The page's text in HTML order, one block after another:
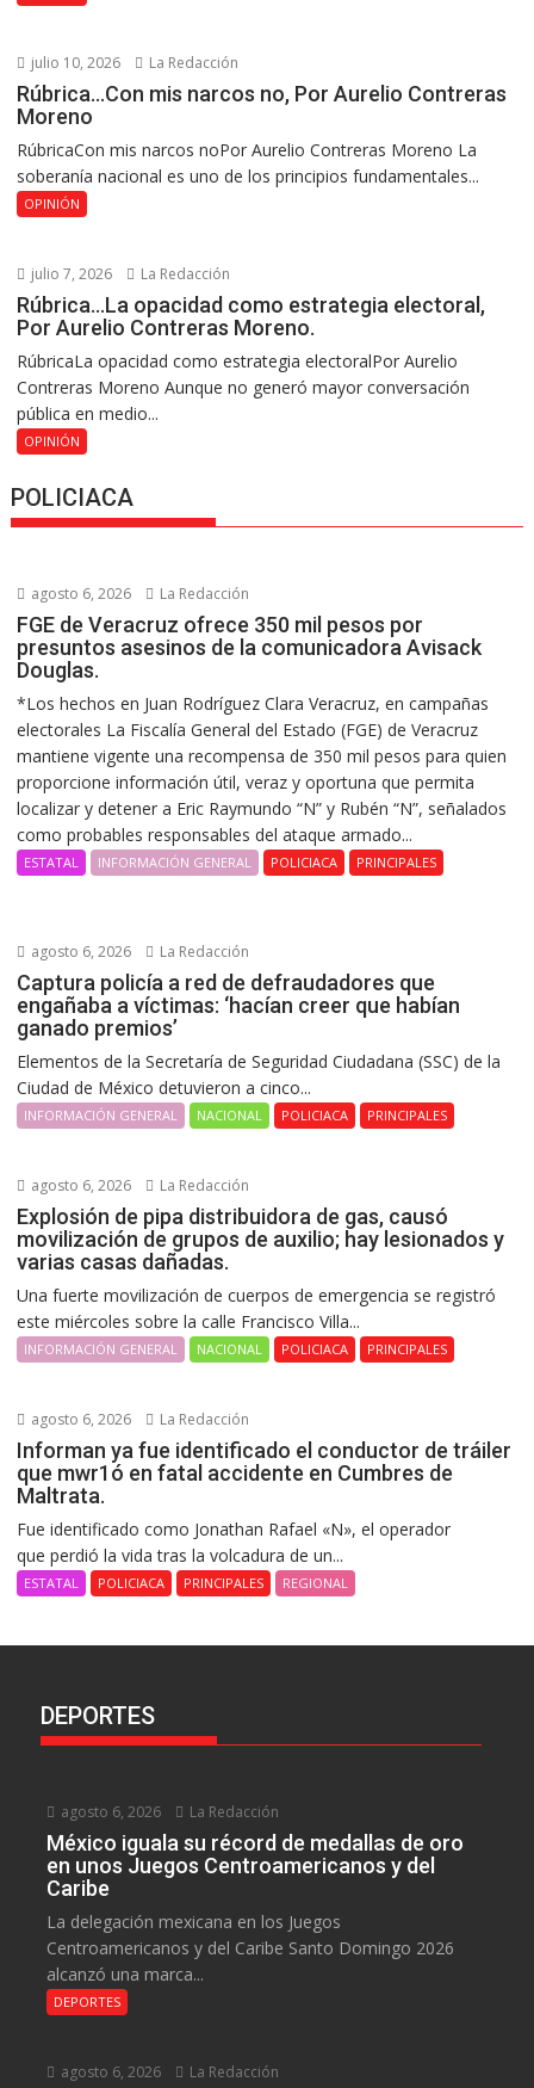
julio 10, 2026 La Redacción
Rúbrica…Con mis narcos no, Por Aurelio Contreras
Moreno
RúbricaCon mis narcos noPor Aurelio Contreras Moreno La
soberanía nacional es uno de los principios fundamentales...
OPINIÓN
julio 7, 2026 La Redacción
Rúbrica…La opacidad como estrategia electoral,
Por Aurelio Contreras Moreno.
RúbricaLa opacidad como estrategia electoralPor Aurelio
Contreras Moreno Aunque no generó mayor conversación
pública en medio...
OPINIÓN
POLICIACA
agosto 6, 2026 La Redacción
FGE de Veracruz ofrece 350 mil pesos por
presuntos asesinos de la comunicadora Avisack
Douglas.
*Los hechos en Juan Rodríguez Clara Veracruz, en campañas
electorales La Fiscalía General del Estado (FGE) de Veracruz
mantiene vigente una recompensa de 350 mil pesos para quien
proporcione información útil, veraz y oportuna que permita
localizar y detener a Eric Raymundo “N” y Rubén “N”, señalados
como probables responsables del ataque armado...
ESTATAL INFORMACIÓN GENERAL POLICIACA PRINCIPALES
agosto 6, 2026 La Redacción
Captura policía a red de defraudadores que
engañaba a víctimas: ‘hacían creer que habían
ganado premios’
Elementos de la Secretaría de Seguridad Ciudadana (SSC) de la
Ciudad de México detuvieron a cinco...
INFORMACIÓN GENERAL NACIONAL POLICIACA PRINCIPALES
agosto 6, 2026 La Redacción
Explosión de pipa distribuidora de gas, causó
movilización de grupos de auxilio; hay lesionados y
varias casas dañadas.
Una fuerte movilización de cuerpos de emergencia se registró
este miércoles sobre la calle Francisco Villa...
INFORMACIÓN GENERAL NACIONAL POLICIACA PRINCIPALES
agosto 6, 2026 La Redacción
Informan ya fue identificado el conductor de tráiler
que mwr1ó en fatal accidente en Cumbres de
Maltrata.
Fue identificado como Jonathan Rafael «N», el operador
que perdió la vida tras la volcadura de un...
ESTATAL POLICIACA PRINCIPALES REGIONAL
DEPORTES
agosto 6, 2026 La Redacción
México iguala su récord de medallas de oro
en unos Juegos Centroamericanos y del
Caribe
La delegación mexicana en los Juegos
Centroamericanos y del Caribe Santo Domingo 2026
alcanzó una marca...
DEPORTES
agosto 6, 2026 La Redacción